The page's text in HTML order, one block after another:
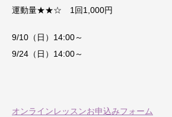
運動量★★☆ 1回1,000円
9/10（日）14:00～
9/24（日）14:00～
オンラインレッスンお申込みフォーム